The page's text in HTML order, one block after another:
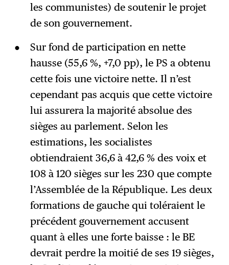
les communistes) de soutenir le projet
de son gouvernement.
Sur fond de participation en nette
hausse (55,6 %, +7,0 pp), le PS a obtenu
cette fois une victoire nette. Il n’est
cependant pas acquis que cette victoire
lui assurera la majorité absolue des
sièges au parlement. Selon les
estimations, les socialistes
obtiendraient 36,6 à 42,6 % des voix et
108 à 120 sièges sur les 230 que compte
l’Assemblée de la République. Les deux
formations de gauche qui toléraient le
précédent gouvernement accusent
quant à elles une forte baisse : le BE
devrait perdre la moitié de ses 19 sièges,